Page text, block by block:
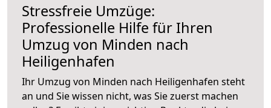
Stressfreie Umzüge:
Professionelle Hilfe für Ihren
Umzug von Minden nach
Heiligenhafen
Ihr Umzug von Minden nach Heiligenhafen steht
an und Sie wissen nicht, was Sie zuerst machen